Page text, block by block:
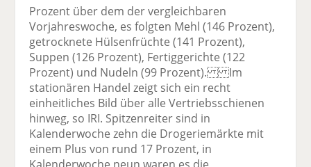
Prozent über dem der vergleichbaren
Vorjahreswoche, es folgten Mehl (146 Prozent),
getrocknete Hülsenfrüchte (141 Prozent),
Suppen (126 Prozent), Fertiggerichte (122
Prozent) und Nudeln (99 Prozent). Im
stationären Handel zeigt sich ein recht
einheitliches Bild über alle Vertriebsschienen
hinweg, so IRI. Spitzenreiter sind in
Kalenderwoche zehn die Drogeriemärkte mit
einem Plus von rund 17 Prozent, in